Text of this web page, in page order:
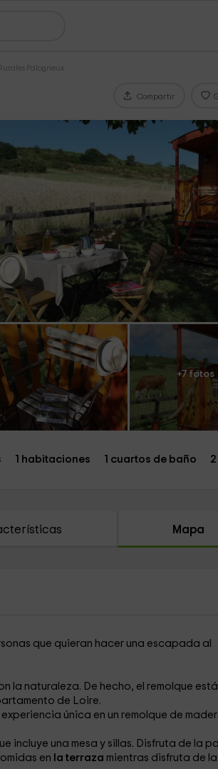
Palogneux
Compartir
+7 fotos
1 habitaciones 1 cuartos de baño
Mapa
que quieran hacer una escapada al
la naturaleza. De hecho, el remolque está
de Loire.
experiencia única en un remolque de
incluye una mesa y sillas. Disfruta de la
en la terraza mientras disfruta de la